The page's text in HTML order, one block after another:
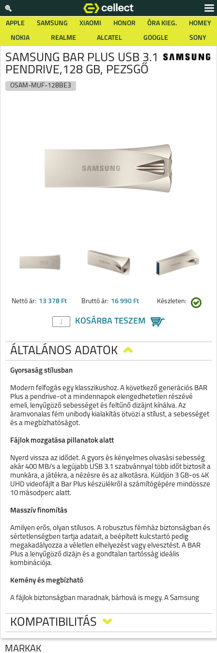
APPLE SAMSUNG XIAOMI HONOR ÓRA KIEG.
HOMEY
NOKIA
REALME ALCATEL GOOGLE SONY
SAMSUNG BAR PLUS USB 3.1
PENDRIVE,128 GB, PEZSGŐ
OSAM-MUF-128BE3
Nettó ár: 13 378 Ft Bruttó ár: 16 990 Ft Készleten:
KOSÁRBA TESZEM
ÁLTALÁNOS ADATOK
Gyorsaság stílusban
Modern felfogás egy klasszikushoz. A következő generációs BAR
Plus a pendrive-ot a mindennapok elengedhetetlen részévé
emeli, lenyűgöző sebességet és feltűnő dizájnt kínálva. Az
áramvonalas fém unibody kialakítás ötvözi a stílust, a sebességet
és a megbízhatóságot.
Fájlok mozgatása pillanatok alatt
Nyerd vissza az idődet. A gyors és kényelmes olvasási sebesség
akár 400 MB/s a legújabb USB 3.1 szabvánnyal több időt biztosít a
munkára, a játékra, a nézésre és az alkotásra. Küldjön 3 GB-os 4K
UHD videofájlt a Bar Plus készülékről a számítógépére mindössze
10 másodperc alatt.
Masszív finomítás
Amilyen erős, olyan stílusos. A robusztus fémház biztonságban és
sértetlenségben tartja adatait, a beépített kulcstartó pedig
megakadályozza a véletlen elhelyezést vagy elvesztést. A BAR
Plus a lenyűgöző dizájn és a gondtalan tartósság ideális
kombinációja.
Kemény és megbízható
A fájlok biztonságban maradnak, bárhová is megy. A Samsung
eszközzé teszi az értékes adatok tárolására. Vízálló¹, ütésálló²,
hőálló³, mágnesálló⁴ és röntgenálló⁵ testtel működik, mindezt 5 év
korlátozott jótállással⁶
Terméktípus: USB 3.1 flash meghajtó
KOMPATIBILITÁS
MÁRKÁK